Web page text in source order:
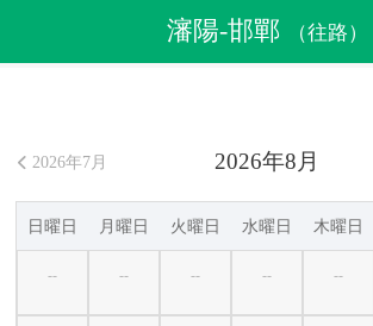
瀋陽発邯鄲行き格安航空券
瀋陽-邯鄲 （往路）
2026年8月
 2026年7月
日曜日 月曜日 火曜日 水曜日 木曜日
-- -- -- -- --